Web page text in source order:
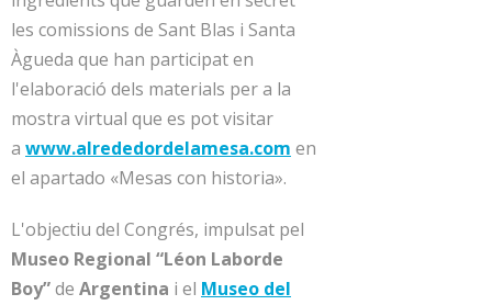
les comissions de Sant Blas i Santa
Àgueda que han participat en
l'elaboració dels materials per a la
mostra virtual que es pot visitar
a www.alrededordelamesa.com en
el apartado «Mesas con historia».
L'objectiu del Congrés, impulsat pel
Museo Regional “Léon Laborde
Boy”de Argentina i el Museo del